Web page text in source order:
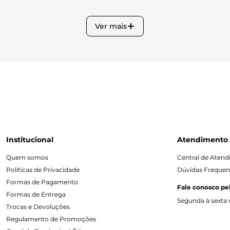
Ver mais
Institucional
Quem somos
Políticas de Privacidade
Formas de Pagamento
Formas de Entrega
Trocas e Devoluções
Regulamento de Promoções
Atendimento
Central de
Dúvidas
Fale conosco
Segunda à sexta